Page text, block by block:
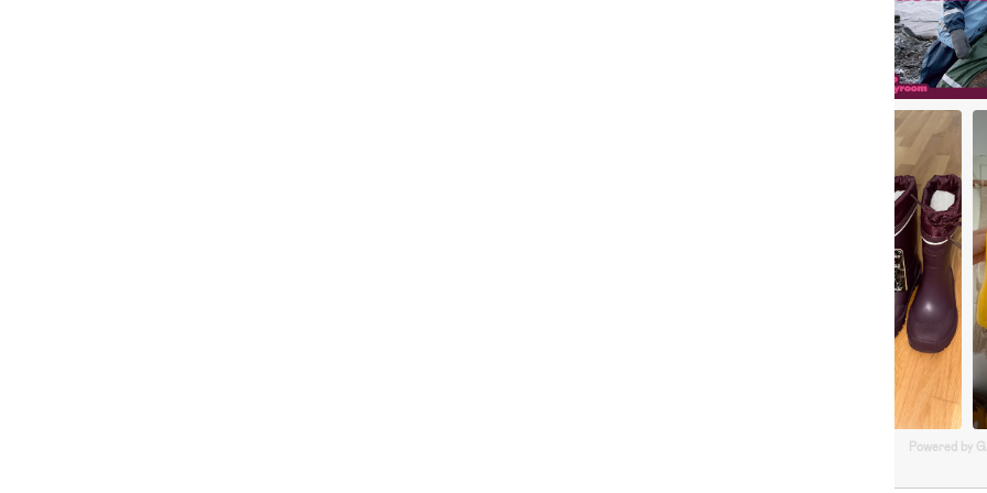
Powered by